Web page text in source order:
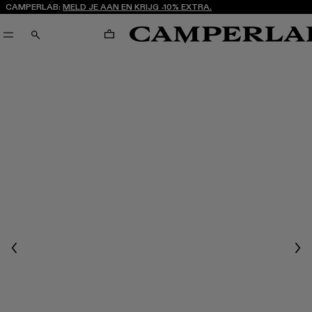
CAMPERLAB: MELD JE AAN EN KRIJG -10% EXTRA.
ZOEKEN WINKELWAGENTJE
Previous